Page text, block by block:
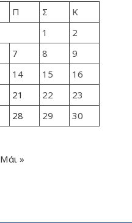
Π Σ
Κ
1
2
7 8
9
14 15
16
21 22
23
28 29 30
Μάι »